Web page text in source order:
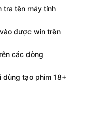
tra tên máy tính
được win trên
các dòng
tạo phim 18+